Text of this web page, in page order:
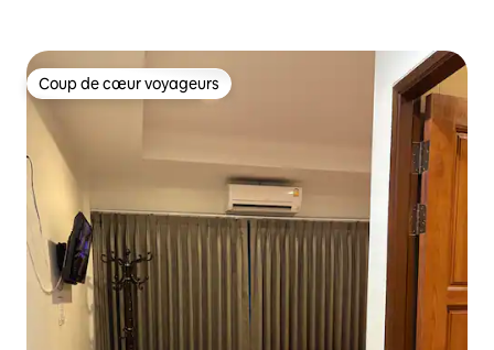
Coup de cœur voyageurs
Coup de cœur voyageurs